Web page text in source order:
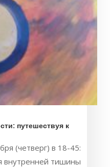
путешествуя к
(четверг) в 18-45:
внутренней тишины